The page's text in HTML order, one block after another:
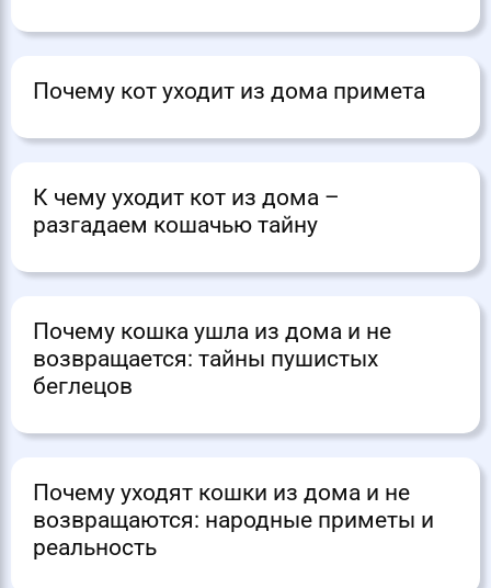
Почему кот уходит из дома примета
К чему уходит кот из дома –
разгадаем кошачью тайну
Почему кошка ушла из дома и не
возвращается: тайны пушистых
беглецов
Почему уходят кошки из дома и не
возвращаются: народные приметы и
реальность